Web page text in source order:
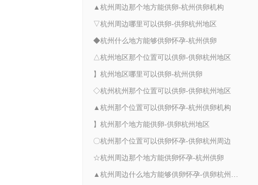
▲杭州周边那个地方能供卵-杭州供卵机构
▽杭州周边哪里可以供卵-供卵杭州地区
◆杭州什么地方能够供卵怀孕-杭州供卵
△杭州地区那个位置可以供卵-供卵杭州地区
】杭州地区哪里可以供卵-杭州供卵
◇杭州杭州那个位置可以供卵-供卵杭州地区
▲杭州那个位置可以供卵怀孕-杭州供卵机构
】杭州那个地方能供卵-供卵杭州地区
〇杭州那个位置可以供卵怀孕-供卵杭州周边
☆杭州周边那个地方能供卵怀孕-杭州供卵
▲杭州周边什么地方能够供卵怀孕-供卵杭州周边